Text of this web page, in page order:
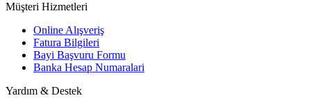
Müşteri Hizmetleri
Online Alışveriş
Fatura Bilgileri
Bayi Başvuru Formu
Banka Hesap Numaralari
Yardım & Destek